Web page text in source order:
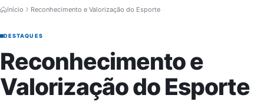
Início Reconhecimento e Valorização do Esporte
DESTAQUES
Reconhecimento e
Valorização do Esporte